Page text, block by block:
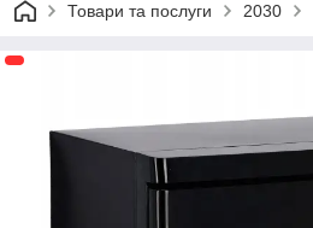
Товари та послуги 2030